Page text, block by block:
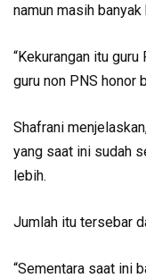
namun masih banyak
“Kekurangan itu
guru non PNS honor
Shafrani
yang saat ini sudah
lebih.
Jumlah itu tersebar
“Sementara saat ini